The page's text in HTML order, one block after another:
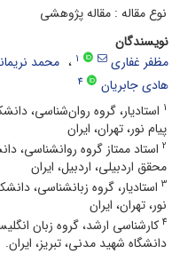
نوع مقاله : مقاله پژوهشی
نویسندگان
مظفر غفاری
1 محمد
هادی جابریان
4
1 استادیار، گروه روان‌شناسی،
پیام نور، تهران، ایران
2 استاد ممتاز گروه روانشناسی،
محقق اردبیلی، اردبیل، ایران
3 استادیار، گروه زبانشناسی،
نور، تهران، ایران
4 کارشناسی ارشد، گروه زبان
دانشگاه شهید مدنی، تبریز، ایران.